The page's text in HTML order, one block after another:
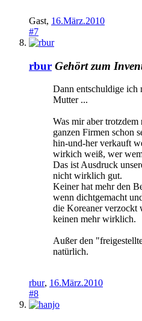
Gast, 16.März.2010
#7
rbur Gehört zum
Dann entschuldige ich
Mutter ...
Was mir aber trotzdem
ganzen Firmen schon
hin-und-her verkauft
wirkich weiß, wer
Das ist Ausdruck
nicht wirklich gut.
Keiner hat mehr den
wenn dichtgemacht
die Koreaner verzockt
keinen mehr wirklich.
Außer den
natürlich.
rbur, 16.März.2010
#8